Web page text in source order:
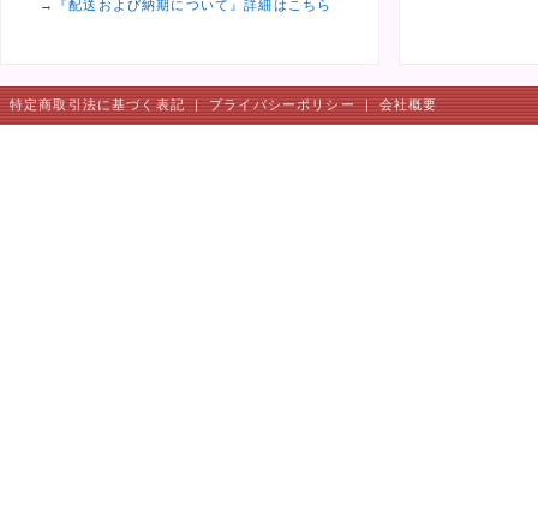
特定商取引法に基づく表記 | プライバシーポリシー | 会社概要
→ 『配送および納期について』詳細はこちら